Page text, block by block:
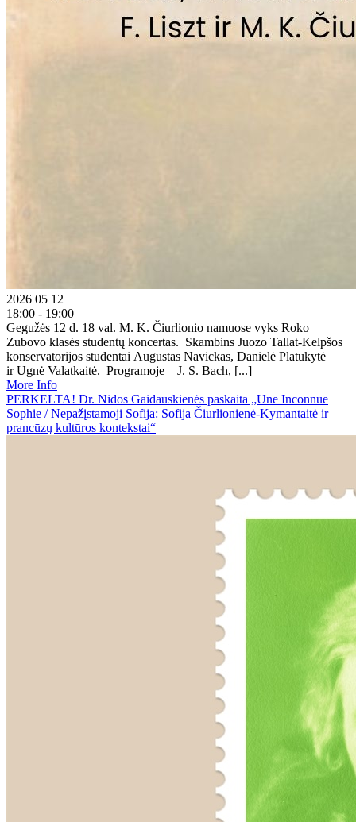
2026 05 12
18:00 - 19:00
Gegužės 12 d. 18 val. M. K. Čiurlionio namuose vyks Roko
Zubovo klasės studentų koncertas. Skambins Juozo Tallat-Kelpšos
konservatorijos studentai Augustas Navickas, Danielė Platūkytė
ir Ugnė Valatkaitė. Programoje – J. S. Bach, [...]
More Info
PERKELTA! Dr. Nidos Gaidauskienės paskaita „Une Inconnue
Sophie / Nepažįstamoji Sofija: Sofija Čiurlionienė-Kymantaitė ir
prancūzų kultūros kontekstai“